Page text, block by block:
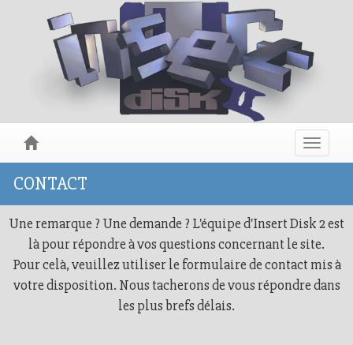
Toggle
CONTACT
Une remarque ? Une demande ? L'équipe d'Insert Disk 2 est
là pour répondre à vos questions concernant le site.
Pour celà, veuillez utiliser le formulaire de contact mis à
votre disposition. Nous tacherons de vous répondre dans
les plus brefs délais.